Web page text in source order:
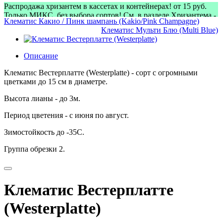
Распродажа хризантем в кассетах и контейнерах! от 15 руб.
Только МИКС, без выбора сортов! См. в разделе Хризантема -
> Микс-наборы
Клематис Какио / Пинк шампань (Kakio/Pink Champagne)
Клематис Мульти Блю (Multi Blue)
Описание
Клематис Вестерплатте (Westerplatte) - сорт с огромными
цветками до 15 см в диаметре.
Высота лианы - до 3м.
Период цветения - с июня по август.
Зимостойкость до -35С.
Группа обрезки 2.
Клематис Вестерплатте
(Westerplatte)